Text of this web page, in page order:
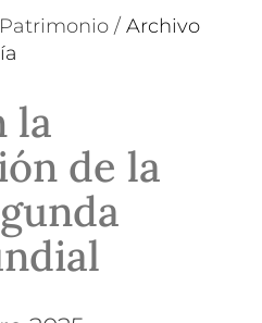
Patrimonio / Archivo
la
de la